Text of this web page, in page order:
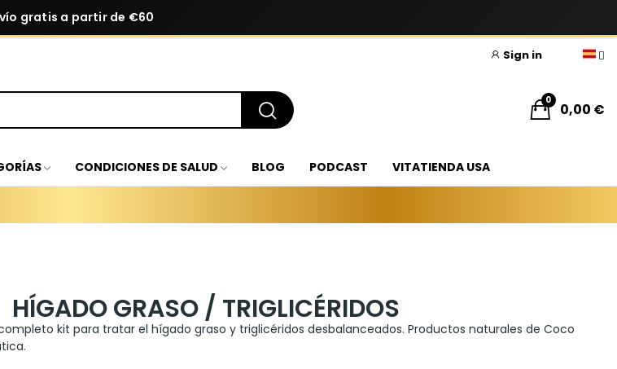
gratis a partir de €60
Sign in
0,00 €
0
CONDICIONES DE SALUD BLOG PODCAST VITATIENDA USA
HÍGADO GRASO / TRIGLICÉRIDOS
kit para tratar el hígado graso y triglicéridos desbalanceados. Productos naturales de Coco